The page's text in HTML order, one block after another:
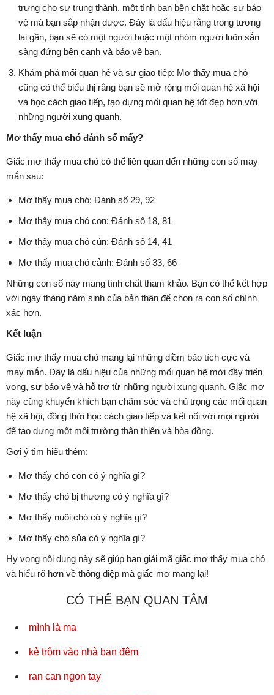
trưng cho sự trung thành, một tình bạn bền chặt hoặc sự bảo
vệ mà bạn sắp nhận được. Đây là dấu hiệu rằng trong tương
lai gần, bạn sẽ có một người hoặc một nhóm người luôn sẵn
sàng đứng bên cạnh và bảo vệ bạn.
Khám phá mối quan hệ và sự giao tiếp: Mơ thấy mua chó
cũng có thể biểu thị rằng bạn sẽ mở rộng mối quan hệ xã hội
và học cách giao tiếp, tạo dựng mối quan hệ tốt đẹp hơn với
những người xung quanh.
Mơ thấy mua chó đánh số mấy?
Giấc mơ thấy mua chó có thể liên quan đến những con số may
mắn sau:
Mơ thấy mua chó: Đánh số 29, 92
Mơ thấy mua chó con: Đánh số 18, 81
Mơ thấy mua chó cún: Đánh số 14, 41
Mơ thấy mua chó cảnh: Đánh số 33, 66
Những con số này mang tính chất tham khảo. Bạn có thể kết hợp
với ngày tháng năm sinh của bản thân để chọn ra con số chính
xác hơn.
Kết luận
Giấc mơ thấy mua chó mang lại những điềm báo tích cực và
may mắn. Đây là dấu hiệu của những mối quan hệ mới đầy triển
vọng, sự bảo vệ và hỗ trợ từ những người xung quanh. Giấc mơ
này cũng khuyến khích bạn chăm sóc và chú trọng các mối quan
hệ xã hội, đồng thời học cách giao tiếp và kết nối với mọi người
để tạo dựng một môi trường thân thiện và hòa đồng.
Gợi ý tìm hiểu thêm:
Mơ thấy chó con có ý nghĩa gì?
Mơ thấy chó bị thương có ý nghĩa gì?
Mơ thấy nuôi chó có ý nghĩa gì?
Mơ thấy chó sủa có ý nghĩa gì?
Hy vọng nội dung này sẽ giúp bạn giải mã giấc mơ thấy mua chó
và hiểu rõ hơn về thông điệp mà giấc mơ mang lại!
CÓ THỂ BẠN QUAN TÂM
mình là ma
kẻ trộm vào nhà ban đêm
ran can ngon tay